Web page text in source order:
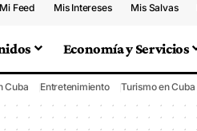
Mi Feed Mis Intereses Mis Salvas
Economía y Servicios
Cuba Entretenimiento Turismo en Cuba